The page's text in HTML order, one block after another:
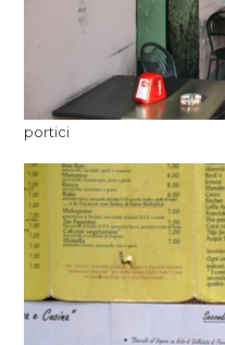
portici